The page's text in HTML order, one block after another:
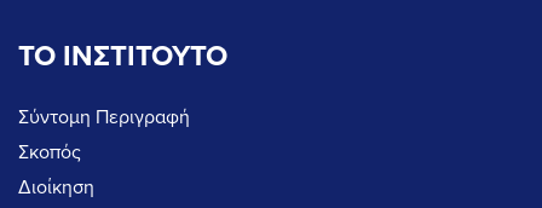
ΤΟ ΙΝΣΤΙΤΟΥΤΟ
Σύντομη Περιγραφή
Σκοπός
Διοίκηση